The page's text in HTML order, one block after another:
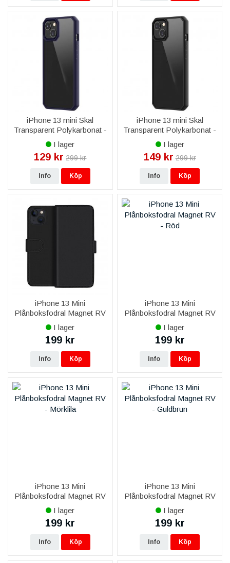
iPhone 13 mini Skal
Transparent Polykarbonat -
Blå Mörk
I lager
129 kr 299 kr
Info Köp
iPhone 13 mini Skal
Transparent Polykarbonat -
Svart
I lager
149 kr 299 kr
Info Köp
iPhone 13 Mini
Plånboksfodral Magnet RV
- Svart
I lager
199 kr
Info Köp
iPhone 13 Mini
Plånboksfodral Magnet RV
- Röd
I lager
199 kr
Info Köp
iPhone 13 Mini
Plånboksfodral Magnet RV
- Mörklila
I lager
199 kr
Info Köp
iPhone 13 Mini
Plånboksfodral Magnet RV
- Guldbrun
I lager
199 kr
Info Köp